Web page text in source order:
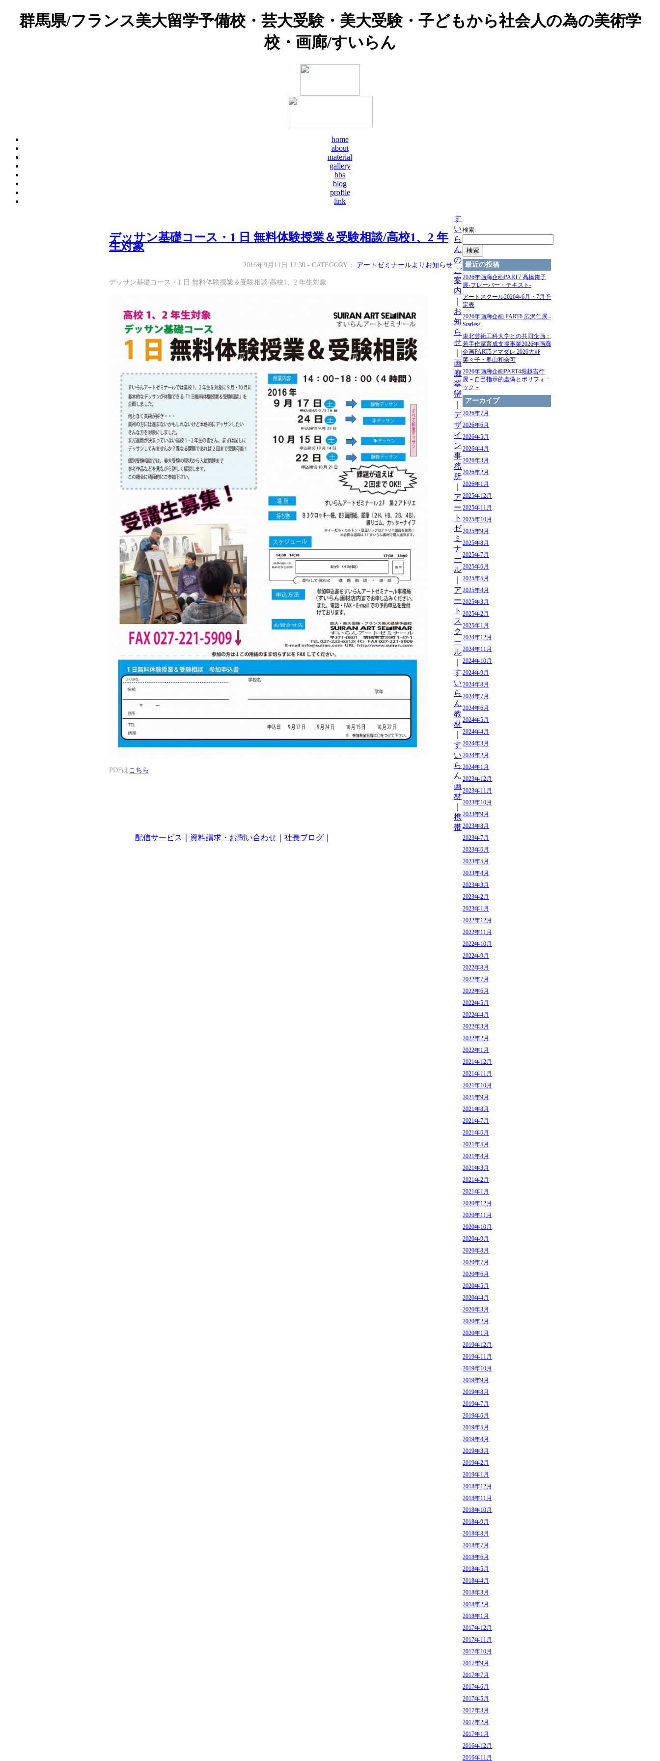
群馬県/フランス美大留学予備校・芸大受験・美大受験・子どもから社会人の為の美術学
校・画廊/すいらん
home
about
material
gallery
bbs
blog
profile
link
デッサン基礎コース・1 日 無料体験授業＆受験相談/高校1、2 年
生対象
2016年9月11日 12:30 - CATEGORY： アートゼミナールよりお知らせ
デッサン基礎コース・1 日 無料体験授業＆受験相談/高校1、2 年生対象
PDFは こちら
検索:
最近の投稿
2026年画廊企画PART7 髙橋侑⼦
展-フレーバー・テキスト-
アートスクール2026年6月・7月予
定表
2026年画廊企画 PART6 広沢仁展 -
Starless-
東北芸術⼯科⼤学との共同企画：
若⼿作家育成⽀援事業2026年画廊
企画PART5アマダレ 2026⼤野
菜々⼦・奥⼭和奈可
2026年画廊企画PART4堀越吉行
展－自己指示的虚偽とポリフォニ
ック－
アーカイブ
2026年7月
2026年6月
2026年5月
2026年4月
2026年3月
2026年2月
2026年1月
2025年12月
2025年11月
2025年10月
2025年9月
2025年8月
2025年7月
2025年6月
2025年5月
2025年4月
2025年3月
2025年2月
2025年1月
2024年12月
2024年11月
2024年10月
2024年9月
2024年8月
2024年7月
2024年6月
2024年5月
2024年4月
2024年3月
2024年2月
2024年1月
2023年12月
2023年11月
2023年10月
2023年9月
2023年8月
2023年7月
2023年6月
2023年5月
2023年4月
2023年3月
2023年2月
2023年1月
2022年12月
2022年11月
2022年10月
2022年9月
2022年8月
2022年7月
2022年6月
2022年5月
2022年4月
2022年3月
2022年2月
2022年1月
2021年12月
2021年11月
2021年10月
2021年9月
2021年8月
2021年7月
2021年6月
2021年5月
2021年4月
2021年3月
2021年2月
2021年1月
2020年12月
2020年11月
2020年10月
2020年9月
2020年8月
2020年7月
2020年6月
2020年5月
2020年4月
2020年3月
2020年2月
2020年1月
2019年12月
2019年11月
2019年10月
2019年9月
2019年8月
2019年7月
2019年6月
2019年5月
2019年4月
2019年3月
2019年2月
2019年1月
2018年12月
2018年11月
2018年10月
2018年9月
2018年8月
2018年7月
2018年6月
2018年5月
2018年4月
2018年3月
2018年2月
2018年1月
2017年12月
2017年11月
2017年10月
2017年9月
2017年7月
2017年6月
2017年5月
2017年3月
2017年2月
2017年1月
2016年12月
2016年11月
す
い
ら
ん
の
ご
案
内
お
知
ら
せ
|
画
廊
翠
巒
デ
ザ
イ
ン
事
務
所
ア
ー
ト
ゼ
ミ
ナ
ー
ル
ア
ー
ト
ス
ク
ー
ル
す
い
ら
ん
教
材
す
い
ら
ん
画
材
携
帯
配信サービス
資料請求・お問い合わせ 社長ブログ